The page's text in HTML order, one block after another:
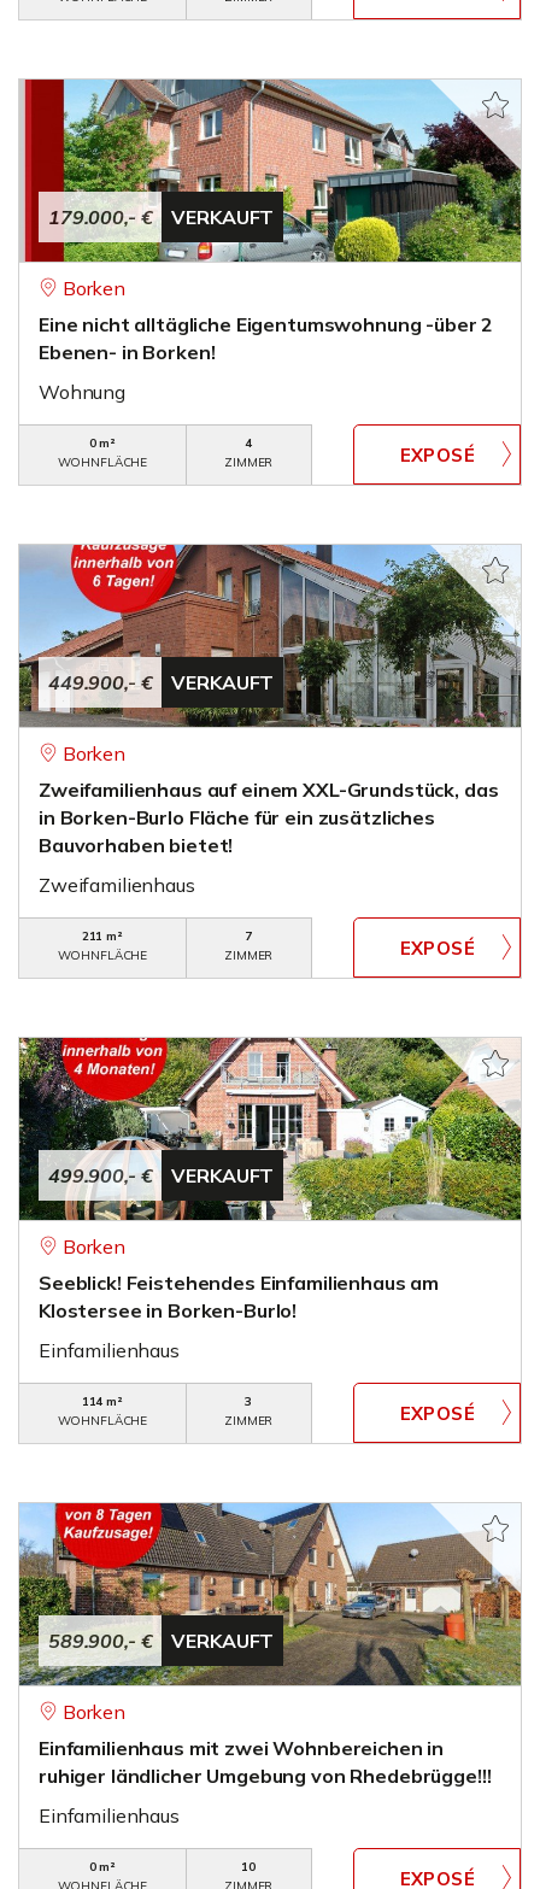
179.000,- € VERKAUFT
Borken
Eine nicht alltägliche Eigentumswohnung -über 2
Ebenen- in Borken!
Wohnung
0 m²
WOHNFLÄCHE
4
ZIMMER
449.900,- € VERKAUFT
Borken
Zweifamilienhaus auf einem XXL-Grundstück, das
in Borken-Burlo Fläche für ein zusätzliches
Bauvorhaben bietet!
Zweifamilienhaus
211 m²
WOHNFLÄCHE
7
ZIMMER
499.900,- € VERKAUFT
Borken
Seeblick! Feistehendes Einfamilienhaus am
Klostersee in Borken-Burlo!
Einfamilienhaus
114 m²
WOHNFLÄCHE
3
ZIMMER
589.900,- € VERKAUFT
Borken
Einfamilienhaus mit zwei Wohnbereichen in
ruhiger ländlicher Umgebung von Rhedebrügge!!!
Einfamilienhaus
0 m²
10